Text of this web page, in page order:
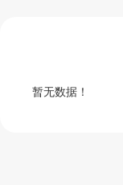
暂无数据！